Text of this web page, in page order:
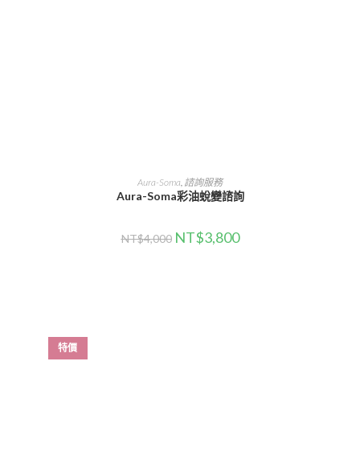
加入購物車
Aura-Soma, 諮詢服務
Aura-Soma彩油蛻變諮詢
NT$4,000 NT$3,800
特價